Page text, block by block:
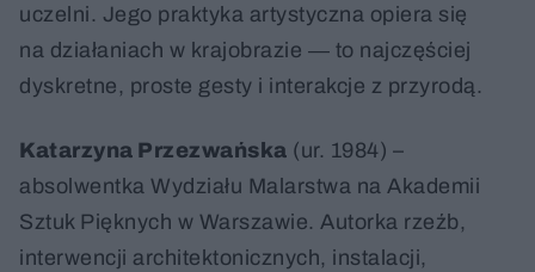
uczelni. Jego praktyka artystyczna opiera się
na działaniach w krajobrazie ― to najczęściej
dyskretne, proste gesty i interakcje z przyrodą.
Katarzyna Przezwańska (ur. 1984) –
absolwentka Wydziału Malarstwa na Akademii
Sztuk Pięknych w Warszawie. Autorka rzeźb,
interwencji architektonicznych, instalacji,